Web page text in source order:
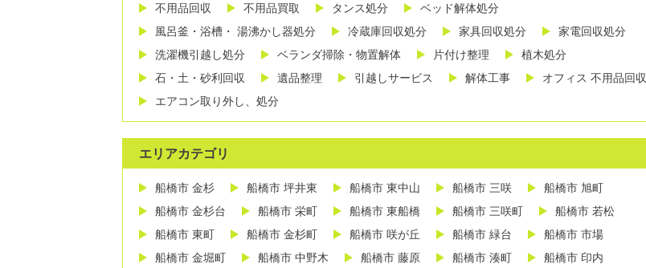
不用品回収 不用品買取 タンス処分
ベッド解体処分
風呂釜・浴槽・ 湯沸かし器処分
冷蔵庫回収処分 家具回収処分
家電回収処分
洗濯機引越し処分
ベランダ掃除・物置解体 片付け整理
植木処分
石・土・砂利回収
遺品整理 引越しサービス 解体工事
オフィス 不用品回収
エアコン取り外し、処分
エリアカテゴリ
船橋市 金杉 船橋市 坪井東 船橋市 東中山 船橋市 三咲
船橋市 旭町
船橋市 金杉台
船橋市 栄町 船橋市 東船橋 船橋市 三咲町
船橋市 若松
船橋市 東町
船橋市 金杉町 船橋市 咲が丘 船橋市 緑台
船橋市 市場
船橋市 金堀町
船橋市 中野木 船橋市 藤原 船橋市 湊町
船橋市 印内